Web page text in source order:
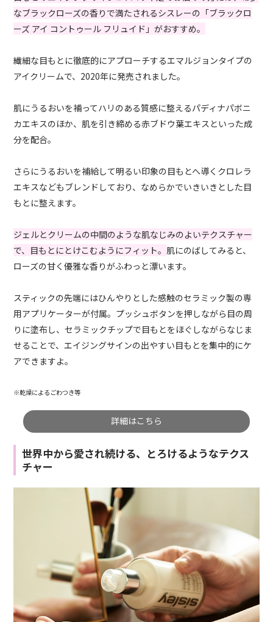
なブラックローズの香りで満たされるシスレーの「ブラックロ
ーズ アイ コントゥール フリュイド」がおすすめ。
繊細な目もとに徹底的にアプローチするエマルジョンタイプの
アイクリームで、2020年に発売されました。
肌にうるおいを補ってハリのある質感に整えるパディナパボニ
カエキスのほか、肌を引き締める赤ブドウ葉エキスといった成
分を配合。
さらにうるおいを補給して明るい印象の目もとへ導くクロレラ
エキスなどもブレンドしており、なめらかでいきいきとした目
もとに整えます。
ジェルとクリームの中間のような肌なじみのよいテクスチャー
で、目もとにとけこむようにフィット。 肌にのばしてみると、
ローズの甘く優雅な香りがふわっと漂います。
スティックの先端にはひんやりとした感触のセラミック製の専
用アプリケーターが付属。プッシュボタンを押しながら目の周
りに塗布し、セラミックチップで目もとをほぐしながらなじま
せることで、エイジングサインの出やすい目もとを集中的にケ
アできますよ。
※乾燥によるごわつき等
詳細はこちら
世界中から愛され続ける、とろけるようなテクス
チャー